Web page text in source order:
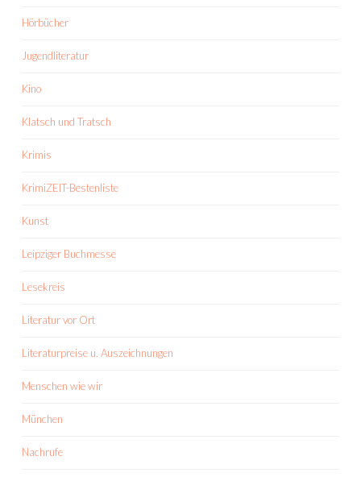
Hörbücher
Jugendliteratur
Kino
Klatsch und Tratsch
Krimis
KrimiZEIT-Bestenliste
Kunst
Leipziger Buchmesse
Lesekreis
Literatur vor Ort
Literaturpreise u. Auszeichnungen
Menschen wie wir
München
Nachrufe